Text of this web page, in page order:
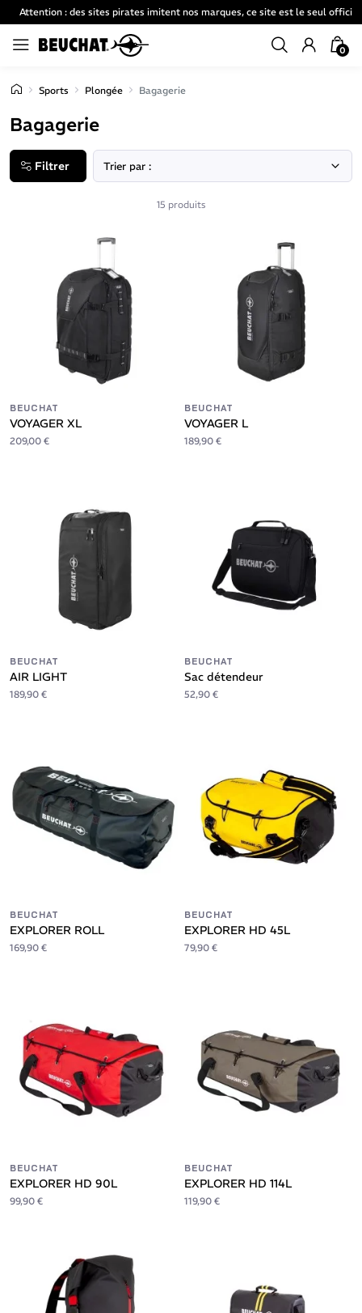
Attention : des sites pirates imitent nos marques, ce site est le seul officiel
0
Sports Plongée Bagagerie
Bagagerie
Filtrer
15 produits
BEUCHAT
VOYAGER XL
209,00 €
BEUCHAT
VOYAGER L
189,90 €
BEUCHAT
AIR LIGHT
189,90 €
BEUCHAT
Sac détendeur
52,90 €
BEUCHAT
EXPLORER ROLL
169,90 €
BEUCHAT
EXPLORER HD 45L
79,90 €
BEUCHAT
EXPLORER HD 90L
99,90 €
BEUCHAT
EXPLORER HD 114L
119,90 €